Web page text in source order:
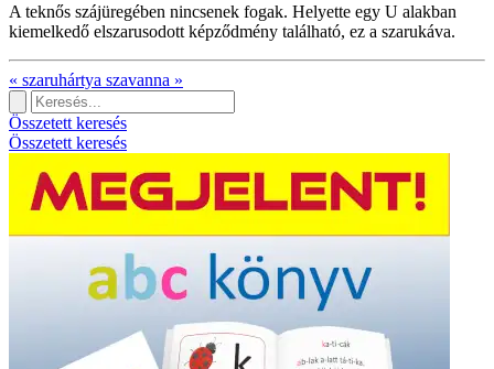
A teknős szájüregében nincsenek fogak. Helyette egy U alakban
kiemelkedő elszarusodott képződmény található, ez a szarukáva.
« szaruhártya szavanna »
Összetett keresés
Összetett keresés